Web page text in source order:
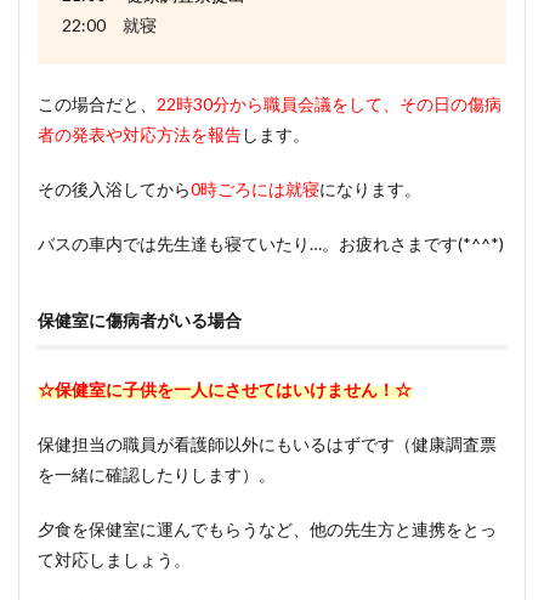
22:00 就寝
この場合だと、 22時30分から職員会議をして、その日の傷病
者の発表や対応方法を報告します。
その後入浴してから0時ごろには就寝になります。
バスの車内では先生達も寝ていたり…。お疲れさまです(*^^*)
保健室に傷病者がいる場合
☆保健室に子供を一人にさせてはいけません！☆
保健担当の職員が看護師以外にもいるはずです（健康調査票
を一緒に確認したりします）。
夕食を保健室に運んでもらうなど、他の先生方と連携をとっ
て対応しましょう。